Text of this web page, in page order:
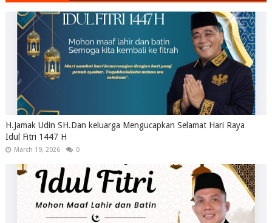
H.Jamak Udin SH.Dan keluarga Mengucapkan Selamat Hari Raya
Idul Fitri 1447 H
March 19, 2026 0